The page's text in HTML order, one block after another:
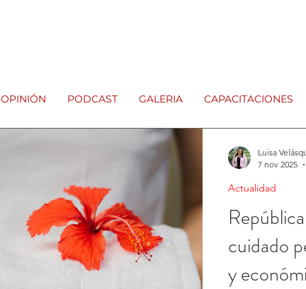
OPINIÓN PODCAST GALERIA CAPACITACIONES
cuidado
y
Actualidad
Luisa
7 nov 2025